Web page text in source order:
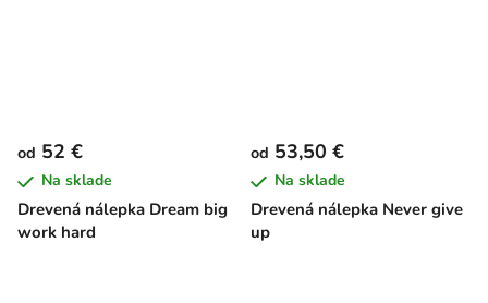
Drevená nálepka Dream big
work hard
od 52 €
Na sklade
Drevená nálepka Never give
up
od 53,50 €
Na sklade